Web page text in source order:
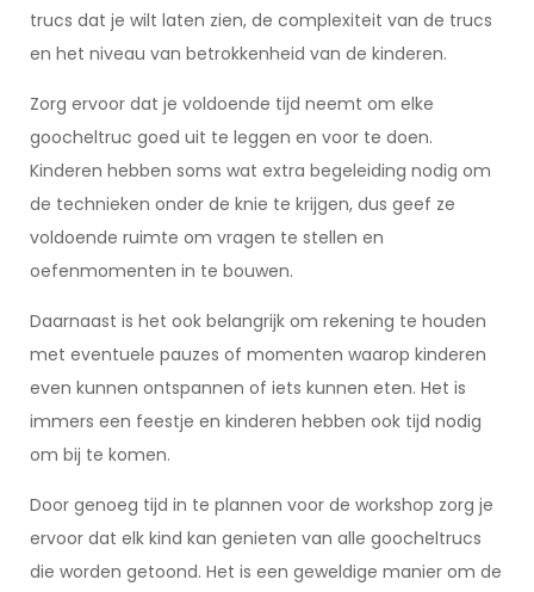
trucs dat je wilt laten zien, de complexiteit van de trucs
en het niveau van betrokkenheid van de kinderen.
Zorg ervoor dat je voldoende tijd neemt om elke
goocheltruc goed uit te leggen en voor te doen.
Kinderen hebben soms wat extra begeleiding nodig om
de technieken onder de knie te krijgen, dus geef ze
voldoende ruimte om vragen te stellen en
oefenmomenten in te bouwen.
Daarnaast is het ook belangrijk om rekening te houden
met eventuele pauzes of momenten waarop kinderen
even kunnen ontspannen of iets kunnen eten. Het is
immers een feestje en kinderen hebben ook tijd nodig
om bij te komen.
Door genoeg tijd in te plannen voor de workshop zorg je
ervoor dat elk kind kan genieten van alle goocheltrucs
die worden getoond. Het is een geweldige manier om de